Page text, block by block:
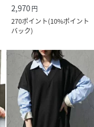
2,970円
270ポイント(10%ポイント
バック)